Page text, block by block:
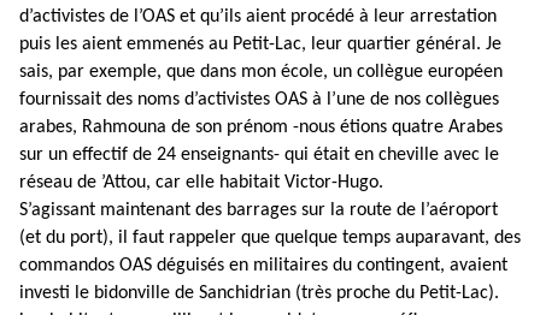
d’activistes de l’OAS et qu’ils aient procédé à leur arrestation
puis les aient emmenés au Petit-Lac, leur quartier général. Je
sais, par exemple, que dans mon école, un collègue européen
fournissait des noms d’activistes OAS à l’une de nos collègues
arabes, Rahmouna de son prénom -nous étions quatre Arabes
sur un effectif de 24 enseignants- qui était en cheville avec le
réseau de ’Attou, car elle habitait Victor-Hugo.
S’agissant maintenant des barrages sur la route de l’aéroport
(et du port), il faut rappeler que quelque temps auparavant, des
commandos OAS déguisés en militaires du contingent, avaient
investi le bidonville de Sanchidrian (très proche du Petit-Lac).